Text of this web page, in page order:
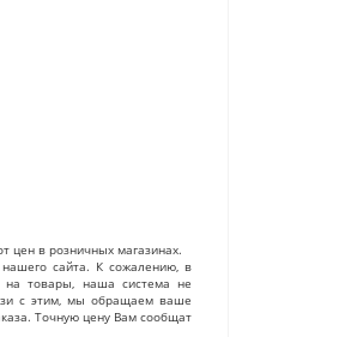
цен в розничных магазинах.
сайта. К сожалению, в
на товары, наша система не
с этим, мы обращаем ваше
Точную цену Вам сообщат